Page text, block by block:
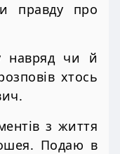
правду про
навряд чи й
хтось
з життя
Подаю в